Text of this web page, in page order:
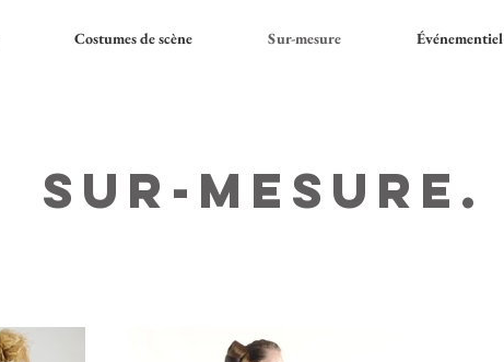
Costumes de scène Sur-mesure Événementiel
Sur-mesure.